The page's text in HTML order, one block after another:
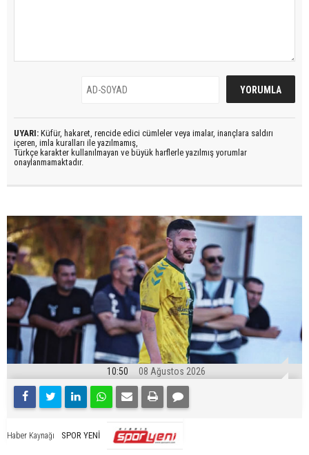
UYARI: Küfür, hakaret, rencide edici cümleler veya imalar, inançlara saldırı
içeren, imla kuralları ile yazılmamış,
Türkçe karakter kullanılmayan ve büyük harflerle yazılmış yorumlar
onaylanmamaktadır.
10:50 08 Ağustos 2026
Haber Kaynağı SPOR YENİ